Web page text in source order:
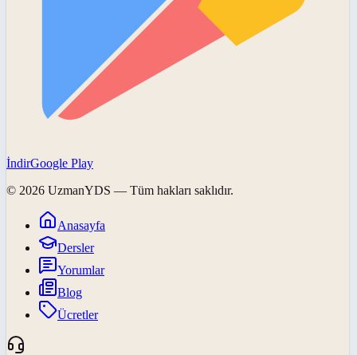
İndirGoogle Play
© 2026 UzmanYDS — Tüm hakları saklıdır.
Anasayfa
Dersler
Yorumlar
Blog
Ücretler